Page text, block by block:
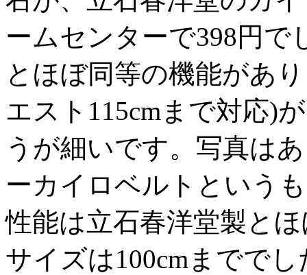
ームセンターで398円
とほぼ同等の機能があ
エスト115cmまで対応)
うが細いです。写真は
ーカイロベルトという
性能は立石春洋堂製と
サイズは100cmまででし